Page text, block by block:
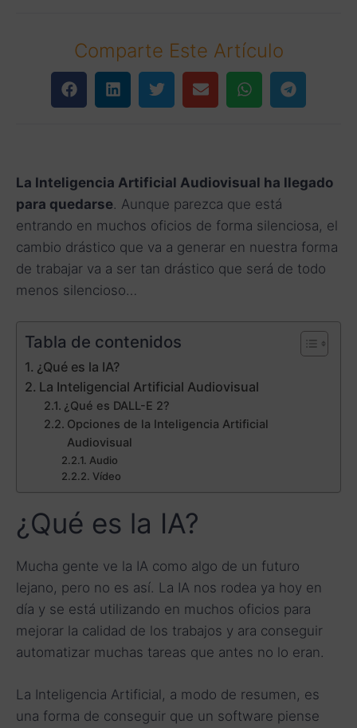
Comparte Este Artículo
La Inteligencia Artificial Audiovisual ha llegado
para quedarse. Aunque parezca que está
entrando en muchos oficios de forma silenciosa, el
cambio drástico que va a generar en nuestra forma
de trabajar va a ser tan drástico que será de todo
menos silencioso…
Tabla de contenidos
¿Qué es la IA?
La Inteligencial Artificial Audiovisual
¿Qué es DALL-E 2?
Opciones de la Inteligencia Artificial
Audiovisual
Audio
Vídeo
¿Qué es la IA?
Mucha gente ve la IA como algo de un futuro
lejano, pero no es así. La IA nos rodea ya hoy en
día y se está utilizando en muchos oficios para
mejorar la calidad de los trabajos y ara conseguir
automatizar muchas tareas que antes no lo eran.
La Inteligencia Artificial, a modo de resumen, es
una forma de conseguir que un software piense